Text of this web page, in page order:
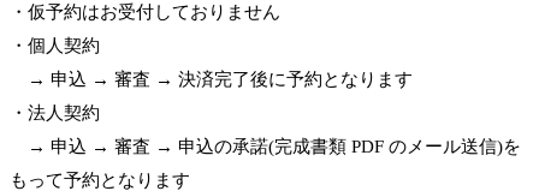
・仮予約はお受付しておりません
・個人契約
→ 申込 → 審査 → 決済完了後に予約となります
・法人契約
→ 申込 → 審査 → 申込の承諾(完成書類 PDF のメール送信)を
もって予約となります